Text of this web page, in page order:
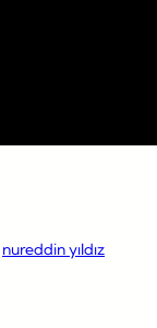
nureddin yıldız